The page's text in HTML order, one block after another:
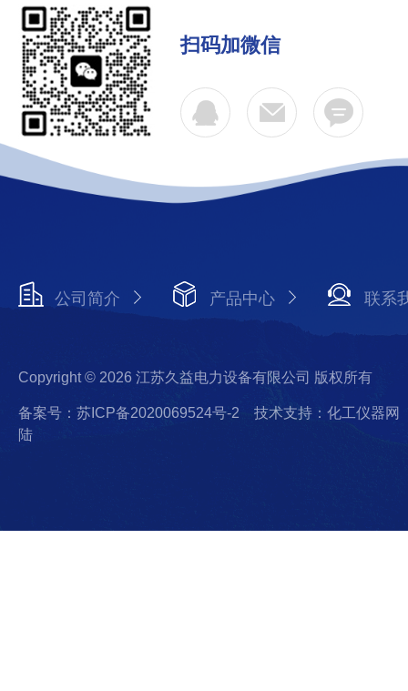
扫码加微信
公司简介 产品中心 联系
Copyright © 2026 江苏久益电力设备有限公司 版权所有
备案号：苏ICP备2020069524号-2
技术支持：化工仪器网
陆